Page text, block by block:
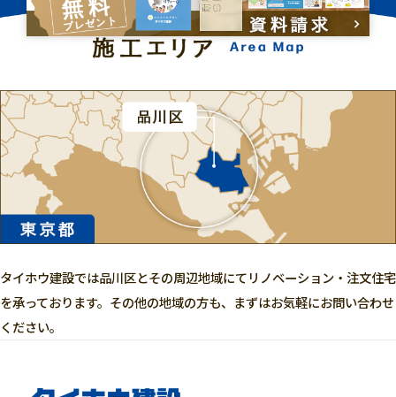
タイホウ建設では品川区とその周辺地域にてリノベーション・注文住宅
を承っております。その他の地域の方も、まずはお気軽にお問い合わせ
ください。